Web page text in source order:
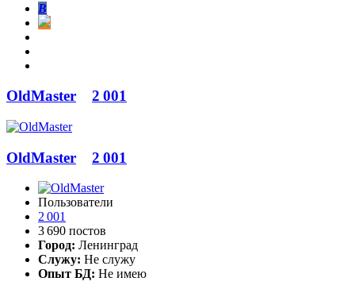
В
OldMaster 2 001
OldMaster 2 001
Пользователи
2 001
3 690 постов
Город: Ленинград
Служу: Не служу
Опыт БД: Не имею